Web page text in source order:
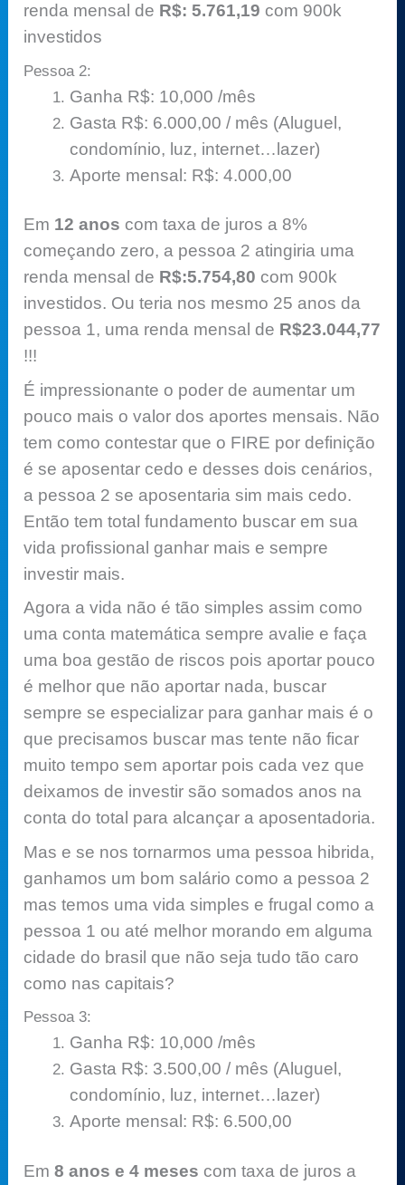
renda mensal de R$: 5.761,19 com 900k
investidos
Pessoa 2:
Ganha R$: 10,000 /mês
Gasta R$: 6.000,00 / mês (Aluguel,
condomínio, luz, internet…lazer)
Aporte mensal: R$: 4.000,00
Em 12 anos com taxa de juros a 8%
começando zero, a pessoa 2 atingiria uma
renda mensal de R$:5.754,80 com 900k
investidos. Ou teria nos mesmo 25 anos da
pessoa 1, uma renda mensal de R$23.044,77
!!!
É impressionante o poder de aumentar um
pouco mais o valor dos aportes mensais. Não
tem como contestar que o FIRE por definição
é se aposentar cedo e desses dois cenários,
a pessoa 2 se aposentaria sim mais cedo.
Então tem total fundamento buscar em sua
vida profissional ganhar mais e sempre
investir mais.
Agora a vida não é tão simples assim como
uma conta matemática sempre avalie e faça
uma boa gestão de riscos pois aportar pouco
é melhor que não aportar nada, buscar
sempre se especializar para ganhar mais é o
que precisamos buscar mas tente não ficar
muito tempo sem aportar pois cada vez que
deixamos de investir são somados anos na
conta do total para alcançar a aposentadoria.
Mas e se nos tornarmos uma pessoa hibrida,
ganhamos um bom salário como a pessoa 2
mas temos uma vida simples e frugal como a
pessoa 1 ou até melhor morando em alguma
cidade do brasil que não seja tudo tão caro
como nas capitais?
Pessoa 3:
Ganha R$: 10,000 /mês
Gasta R$: 3.500,00 / mês (Aluguel,
condomínio, luz, internet…lazer)
Aporte mensal: R$: 6.500,00
Em8 anos e 4 meses com taxa de juros a